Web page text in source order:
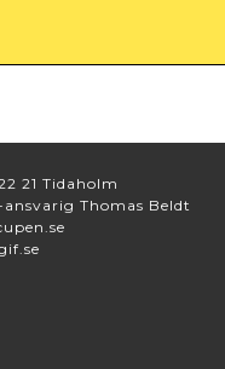
21 Tidaholm
Thomas Beldt